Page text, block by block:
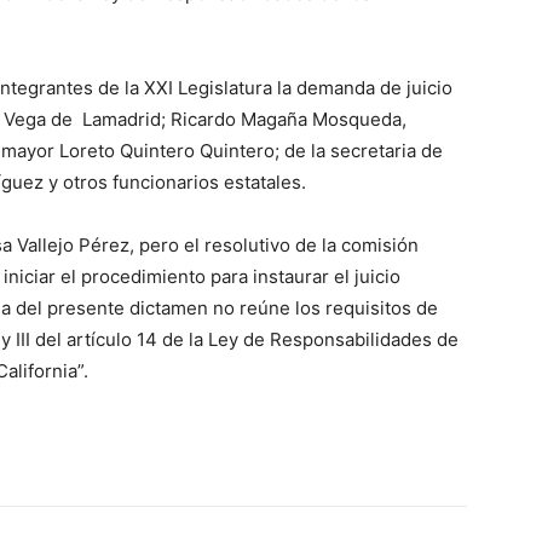
de la XXI Legislatura la demanda de juicio
de Lamadrid; Ricardo Magaña Mosqueda,
Loreto Quintero Quintero; de la secretaria de
y otros funcionarios estatales.
Vallejo Pérez, pero el resolutivo de la comisión
el procedimiento para instaurar el juicio
del presente dictamen no reúne los requisitos de
del artículo 14 de la Ley de Responsabilidades de